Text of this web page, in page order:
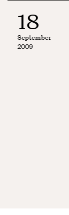
18
September
2009